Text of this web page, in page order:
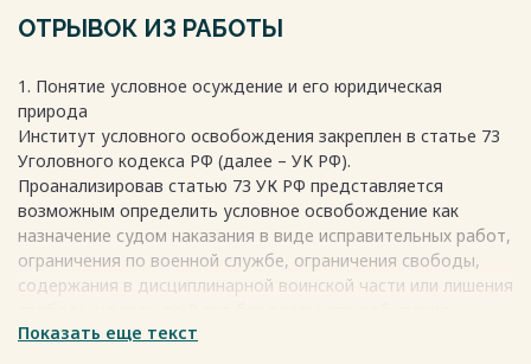
лишению свободы в частности, регламентируются Уго­
исполнительным кодексом РФ .
Соблюдение законности – требование, предъявляемое не
только к гражданам, учреждениям, организациям,
осуществляющим свою хозяйственную или
управленческую деятельность, но и к органам
правопорядка и правосудия. Особую актуальность
соблюдение законности имеет при отправлении
правосудия по уголовным делам, поскольку именно здесь
наиболее остро встает вопрос об охране прав личности,
Весь текст будет доступен
ОТРЫВОК ИЗ РАБОТЫ
1. Понятие условное осуждение и его юридическая
природа
Институт условного освобождения закреплен в статье 73
Уголовного кодекса РФ (далее – УК РФ).
Проанализировав статью 73 УК РФ представляется
возможным определить условное освобождение как
назначение судом наказания в виде исправительных работ,
ограничения по военной службе, ограничения свободы,
содержания в дисциплинарной воинской части или лишения
наказания. При назначении условного осуждения суд
Показать еще текст